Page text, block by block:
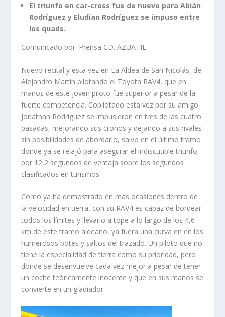
El triunfo en car-cross fue de nuevo para Abián
Rodríguez y Eludian Rodríguez se impuso entre
los quads.
Comunicado por: Prensa CD. AZUATIL.
Nuevo recital y esta vez en La Aldea de San Nicolás, de
Alejandro Martín pilotando el Toyota RAV4, que en
manos de este joven piloto fue superior a pesar de la
fuerte competencia. Copilotado esta vez por su amigo
Jonathan Rodríguez se impusieron en tres de las cuatro
pasadas, mejorando sus cronos y dejando a sus rivales
sin posibilidades de abordarlo, salvo en el último tramo
donde ya se relajó para asegurar el indiscutible triunfo,
por 12,2 segundos de ventaja sobre los segundos
clasificados en turismos.
Como ya ha demostrado en más ocasiones dentro de
la velocidad en tierra, con su RAV4 es capaz de bordear
todos los límites y llevarlo a tope a lo largo de los 4,6
km de este tramo aldeano, ya fuera una curva en en los
numerosos botes y saltos del trazado. Un piloto que no
tiene la especialidad de tierra como su prioridad, pero
donde se desenvuelve cada vez mejor a pesar de tener
un coche teóricamente inocente y que en sus manos se
convierte en un gladiador.